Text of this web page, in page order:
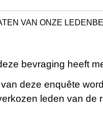
VAN ONZE
bevraging heeft
deze enquête
leden van de